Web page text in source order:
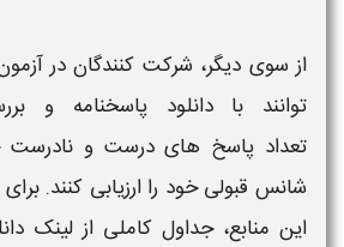
از سوی دیگر، شرکت‌ کنندگان در
توانند بادانلود پاسخنامه و
تعداد پاسخ‌ های درست و نادرست
شانس قبولی خود را ارزیابی کنند.
این منابع، جداول کاملی از لینک